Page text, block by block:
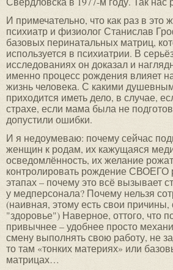
И примечательно, что как раз в это
психиатр и физиолог Станислав
базовых перинатальных матриц,
используется в психиатрии. В
исследованиях он доказал и
именно процесс рождения влияет
жизнь человека. С какими
приходится иметь дело, в случае,
страхе, если мама была не
допустили ошибки.
И я недоумеваю: почему сейчас
женщин к родам, их кажущаяся
осведомлённость, их желание
контролировать рождение СВОЕГО
этапах – почему это всё вызывает
у медперсонала? Почему нельзя
(наивная, этому есть свои причины,
"здоровье") Наверное, оттого, что
привычнее – удобнее просто
смену выполнять свою работу, не
то там «тонких материях» или
матрицах…